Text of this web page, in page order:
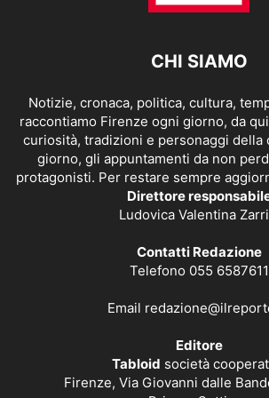
CHI SIAMO
Notizie, cronaca, politica, cultura,
raccontiamo Firenze ogni giorno, da
curiosità, tradizioni e personaggi della
giorno, gli appuntamenti da non
protagonisti. Per restare sempre
Direttore
Ludovica Valentina
Contatti Redazione
Telefono 055 6587611
Email
Editore
Tabloid società
Firenze, Via Giovanni dalle